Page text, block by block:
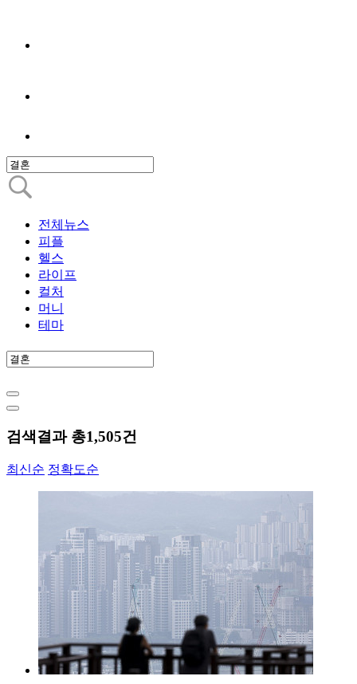
전체뉴스
피플
헬스
라이프
컬처
머니
테마
검색결과 총1,505건
최신순 정확도순